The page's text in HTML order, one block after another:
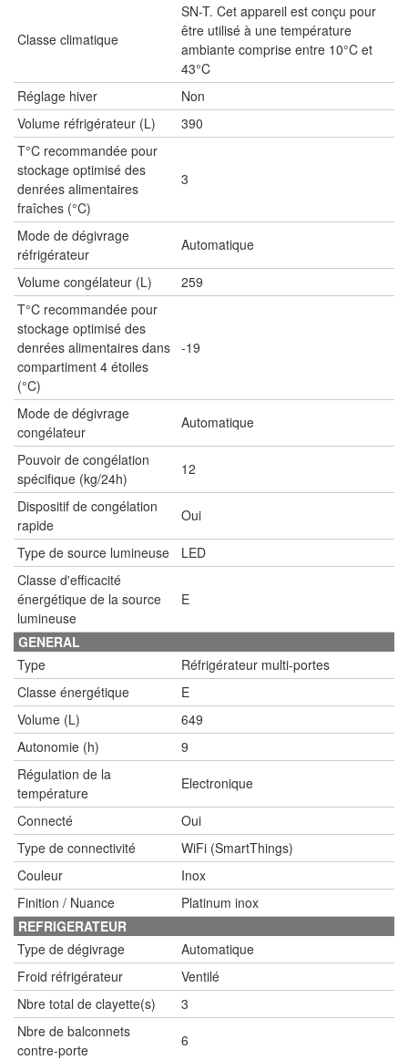
Classe climatique
SN-T. Cet appareil est conçu pour
être utilisé à une température
ambiante comprise entre 10°C et
43°C
Réglage hiver
Non
Volume réfrigérateur (L)
390
T°C recommandée pour
stockage optimisé des
denrées alimentaires
fraîches (°C)
3
Mode de dégivrage
réfrigérateur
Automatique
Volume congélateur (L)
259
T°C recommandée pour
stockage optimisé des
denrées alimentaires dans
compartiment 4 étoiles
(°C)
-19
Mode de dégivrage
congélateur
Automatique
Pouvoir de congélation
spécifique (kg/24h)
12
Dispositif de congélation
rapide
Oui
Type de source lumineuse
LED
Classe d'efficacité
énergétique de la source
lumineuse
E
GENERAL
Type
Réfrigérateur multi-portes
Classe énergétique
E
Volume (L)
649
Autonomie (h)
9
Régulation de la
température
Electronique
Connecté
Oui
Type de connectivité
WiFi (SmartThings)
Couleur
Inox
Finition / Nuance
Platinum inox
REFRIGERATEUR
Type de dégivrage
Automatique
Froid réfrigérateur
Ventilé
Nbre total de clayette(s)
3
Nbre de balconnets
contre-porte
6